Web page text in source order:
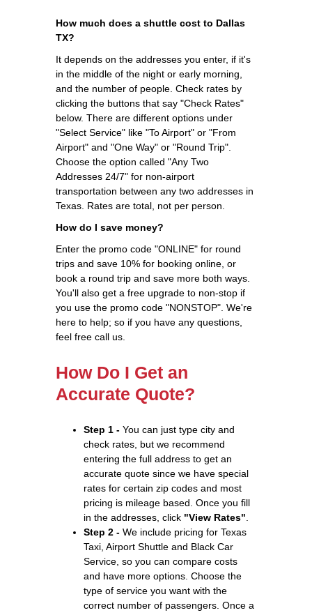
How much does a shuttle cost to Dallas
TX?
It depends on the addresses you enter, if it's
in the middle of the night or early morning,
and the number of people. Check rates by
clicking the buttons that say "Check Rates"
below. There are different options under
"Select Service" like "To Airport" or "From
Airport" and "One Way" or "Round Trip".
Choose the option called "Any Two
Addresses 24/7" for non-airport
transportation between any two addresses in
Texas. Rates are total, not per person.
How do I save money?
Enter the promo code "ONLINE" for round
trips and save 10% for booking online, or
book a round trip and save more both ways.
You'll also get a free upgrade to non-stop if
you use the promo code "NONSTOP". We're
here to help; so if you have any questions,
feel free call us.
How Do I Get an
Accurate Quote?
Step 1 - You can just type city and
check rates, but we recommend
entering the full address to get an
accurate quote since we have special
rates for certain zip codes and most
pricing is mileage based. Once you fill
in the addresses, click "View Rates"
Step 2 - We include pricing for Texas
Taxi, Airport Shuttle and Black Car
Service, so you can compare costs
and have more options. Choose the
type of service you want with the
correct number of passengers. Once a